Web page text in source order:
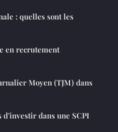
: quelles sont les
en recrutement
Moyen (TJM) dans
d'investir dans une SCPI